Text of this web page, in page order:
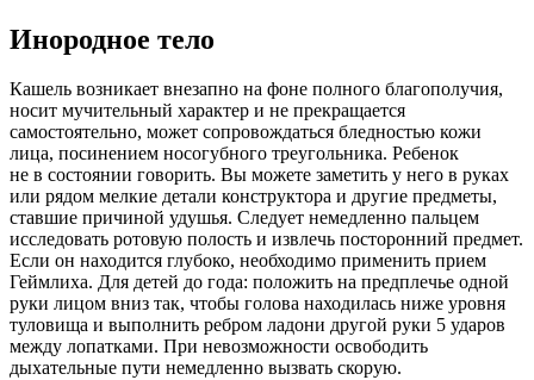
Инородное тело
Кашель возникает внезапно на фоне полного благополучия,
носит мучительный характер и не прекращается
самостоятельно, может сопровождаться бледностью кожи
лица, посинением носогубного треугольника. Ребенок
не в состоянии говорить. Вы можете заметить у него в руках
или рядом мелкие детали конструктора и другие предметы,
ставшие причиной удушья. Следует немедленно пальцем
исследовать ротовую полость и извлечь посторонний предмет.
Если он находится глубоко, необходимо применить прием
Геймлиха. Для детей до года: положить на предплечье одной
руки лицом вниз так, чтобы голова находилась ниже уровня
туловища и выполнить ребром ладони другой руки 5 ударов
между лопатками. При невозможности освободить
дыхательные пути немедленно вызвать скорую.